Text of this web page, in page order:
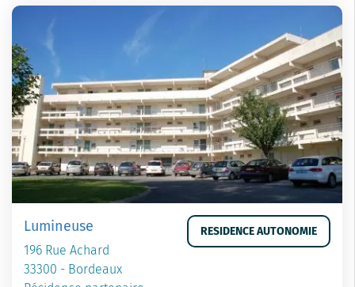
Lumineuse
196 Rue Achard
33300 - Bordeaux
RESIDENCE AUTONOMIE